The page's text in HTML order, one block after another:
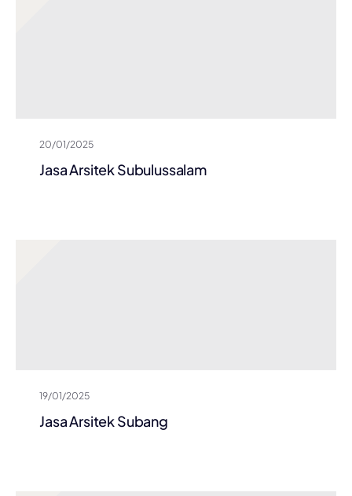
20/01/2025
Jasa Arsitek Subulussalam
19/01/2025
Jasa Arsitek Subang